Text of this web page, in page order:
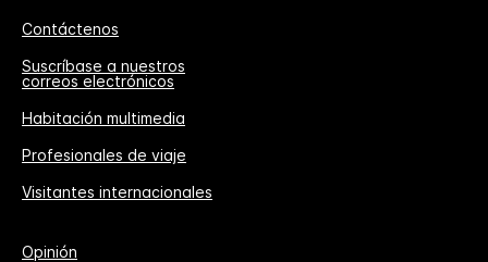
Contáctenos
Suscríbase a nuestros
correos electrónicos
Habitación multimedia
Profesionales de viaje
Visitantes internacionales
Opinión